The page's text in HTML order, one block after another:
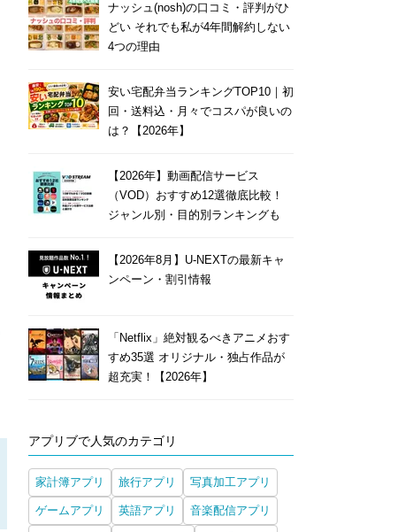
ナッシュ(nosh)の口コミ・評判がひ
どい それでも私が4年間解約しない
4つの理由
安い宅配弁当ランキングTOP10｜初
回・送料込・月々でコスパが良いの
は？【2026年】
【2026年】動画配信サービス
（VOD）おすすめ12選徹底比較！
ジャンル別・目的別ランキングも
【2026年8月】U-NEXTの最新キャ
ンペーン・割引情報
「Netflix」絶対観るべきアニメおす
すめ35選 オリジナル・独占作品が
超充実！【2026年】
アプリブで人気のカテゴリ
家計簿アプリ 旅行アプリ 写真加工アプリ
ゲームアプリ 英語アプリ 音楽配信アプリ